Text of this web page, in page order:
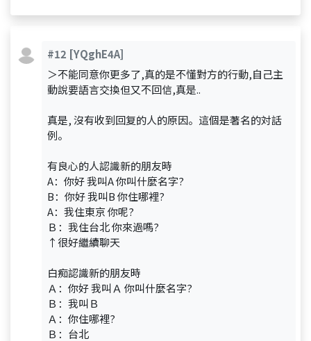
#12 [YQghE4A]
＞不能同意你更多了,真的是不懂對方的行動,自己主
動說要語言交換但又不回信,真是..
真是, 沒有收到回复的人的原因。這個是著名的対話
例。
有良心的人認識新的朋友時
A：你好 我叫A 你叫什麼名字?
B：你好 我叫B 你住哪裡?
A：我住東京 你呢?
Ｂ：我住台北 你來過嗎?
↑很好繼續聊天
白痴認識新的朋友時
Ａ：你好 我叫Ａ 你叫什麼名字?
Ｂ：我叫Ｂ
Ａ：你住哪裡?
Ｂ：台北